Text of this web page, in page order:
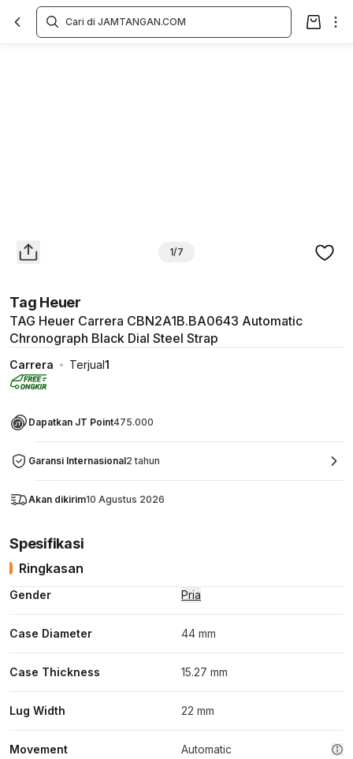
1/7
Tag Heuer
TAG Heuer Carrera CBN2A1B.BA0643 Automatic
Chronograph Black Dial Steel Strap
Carrera Terjual1
Dapatkan JT Point475.000
Garansi Internasional2 tahun
Akan dikirim10 Agustus 2026
Spesifikasi
Ringkasan
Gender Pria
Case Diameter 44 mm
Case Thickness 15.27 mm
Lug Width 22 mm
Movement Automatic